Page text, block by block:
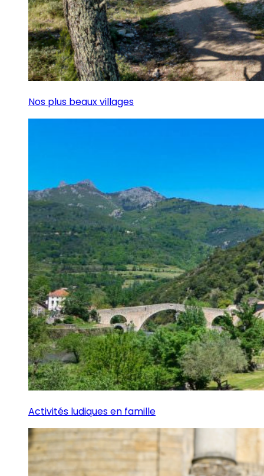
Nos plus beaux villages
Activités ludiques en famille